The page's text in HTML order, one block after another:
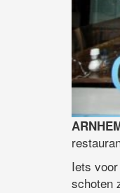
Iets
schoten